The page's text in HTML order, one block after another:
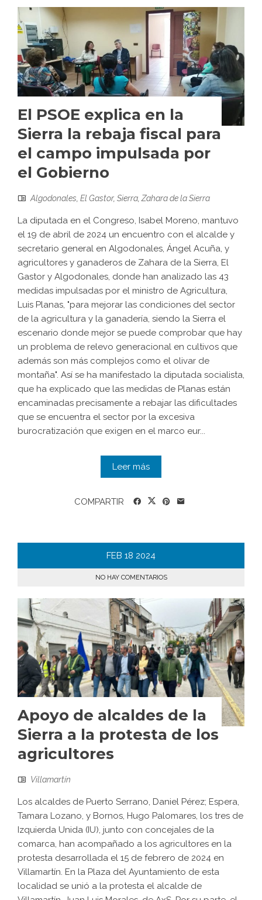
El PSOE explica en la
Sierra la rebaja fiscal para
el campo impulsada por
el Gobierno
Algodonales, El Gastor, Sierra,Zahara de la Sierra
La diputada en el Congreso, Isabel Moreno, mantuvo
el 19 de abril de 2024 un encuentro con el alcalde y
secretario general en Algodonales, Ángel Acuña, y
agricultores y ganaderos de Zahara de la Sierra, El
Gastor y Algodonales, donde han analizado las 43
medidas impulsadas por el ministro de Agricultura,
Luis Planas, "para mejorar las condiciones del sector
de la agricultura y la ganadería, siendo la Sierra el
escenario donde mejor se puede comprobar que hay
un problema de relevo generacional en cultivos que
además son más complejos como el olivar de
montaña". Así se ha manifestado la diputada socialista,
que ha explicado que las medidas de Planas están
encaminadas precisamente a rebajar las dificultades
que se encuentra el sector por la excesiva
burocratización que exigen en el marco eur...
Leer más
COMPARTIR
FEB 18 2024
NO HAY COMENTARIOS
Apoyo de alcaldes de la
Sierra a la protesta de los
agricultores
Villamartín
Los alcaldes de Puerto Serrano, Daniel Pérez; Espera,
Tamara Lozano, y Bornos, Hugo Palomares, los tres de
Izquierda Unida (IU), junto con concejales de la
comarca, han acompañado a los agricultores en la
protesta desarrollada el 15 de febrero de 2024 en
Villamartín. En la Plaza del Ayuntamiento de esta
localidad se unió a la protesta el alcalde de